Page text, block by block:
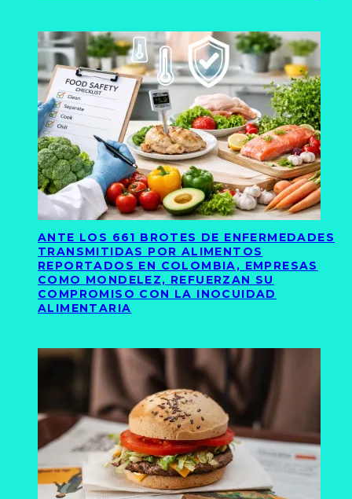
ANTE LOS 661 BROTES DE ENFERMEDADES
TRANSMITIDAS POR ALIMENTOS
REPORTADOS EN COLOMBIA, EMPRESAS
COMO MONDELEZ, REFUERZAN SU
COMPROMISO CON LA INOCUIDAD
ALIMENTARIA